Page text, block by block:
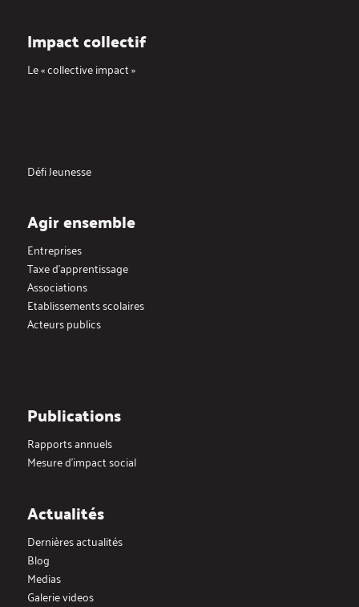
Impact collectif
Le « collective impact »
Défi Jeunesse
Agir ensemble
Entreprises
Taxe d’apprentissage
Associations
Etablissements scolaires
Acteurs publics
Publications
Rapports annuels
Mesure d’impact social
Actualités
Dernières actualités
Blog
Medias
Galerie videos